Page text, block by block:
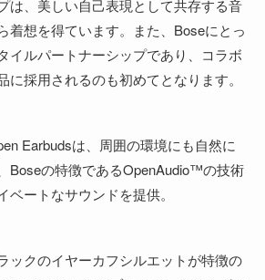
は、美しい自己表現として共存する音
着想を得ています。また、Boseにとっ
イルパートナーシップであり、コラボ
に採用されるのも初めてとなります。
Earbudsは、周囲の環境にも自然に
Boseの特徴であるOpenAudio™の技術
ートなサウンドを提供。
ックのイヤーカフシルエットが特徴の